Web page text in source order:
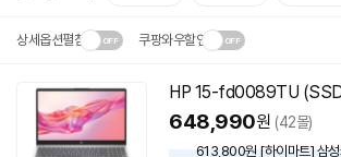
상세옵션펼침 쿠팡와우할인
설치 환경·지역에 따라
배송·설치비가 달라집니다.
기
HP 15-fd0089TU
648,990원 (42몰)
613,800원 [하이마트] 삼성